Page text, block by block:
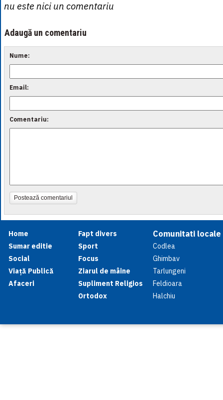
nu este nici un comentariu
Adaugă un comentariu
Nume:
Email:
Comentariu:
Postează comentariul
Home
Sumar editie
Social
Viață Publică
Afaceri
Fapt divers
Sport
Focus
Ziarul de mâine
Supliment Religios
Ortodox
Comunitati locale
Codlea
Ghimbav
Tarlungeni
Feldioara
Halchiu